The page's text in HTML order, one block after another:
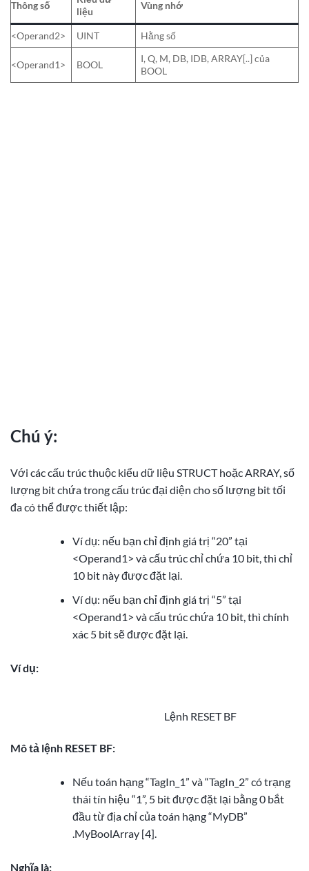
Thông số
liệu
Vùng nhớ
<Operand2> UINT Hằng số
<Operand1> BOOL
I, Q, M, DB, IDB, ARRAY[..] của
BOOL
Chú ý:
Với các cấu trúc thuộc kiểu dữ liệu STRUCT hoặc ARRAY, số
lượng bit chứa trong cấu trúc đại diện cho số lượng bit tối
đa có thể được thiết lập:
Ví dụ: nếu bạn chỉ định giá trị “20” tại
<Operand1> và cấu trúc chỉ chứa 10 bit, thì chỉ
10 bit này được đặt lại.
Ví dụ: nếu bạn chỉ định giá trị “5” tại
<Operand1> và cấu trúc chứa 10 bit, thì chính
xác 5 bit sẽ được đặt lại.
Ví dụ:
Lệnh RESET BF
Mô tả lệnh RESET BF:
Nếu toán hạng “TagIn_1” và “TagIn_2” có trạng
thái tín hiệu “1”, 5 bit được đặt lại bằng 0 bắt
đầu từ địa chỉ của toán hạng “MyDB”
.MyBoolArray [4].
Nghĩa là: